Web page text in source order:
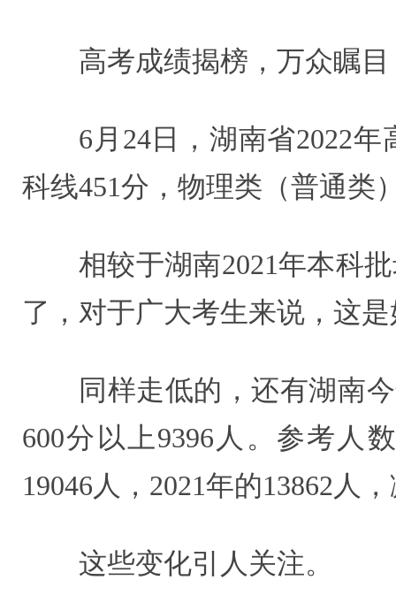
高考成绩揭榜，万众瞩
6月24日，湖南省2022
科线451分，物理类（普通类
相较于湖南2021年本科
了，对于广大考生来说，这
同样走低的，还有湖南
600分以上9396人。参考人
19046人，2021年的13862人
这些变化引人关注。